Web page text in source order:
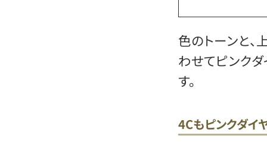
色のトーンと
わせてピンク
す。
4Cもピンクダイ